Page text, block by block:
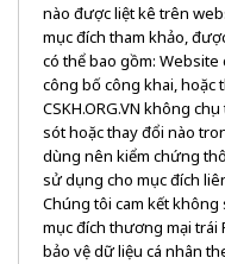
nào được liệt kê trên
mục đích tham khảo,
có thể bao gồm: Website
công bố công khai, hoặc
CSKH.ORG.VN không
sót hoặc thay đổi nào
dùng nên kiểm chứng
sử dụng cho mục đích
Chúng tôi cam kết
mục đích thương mại trái
bảo vệ dữ liệu cá nhân